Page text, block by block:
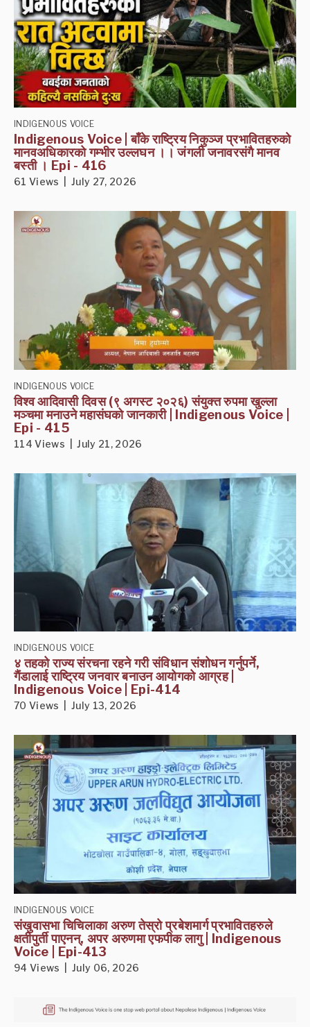
INDIGENOUS VOICE
Indigenous Voice | बाँके राष्ट्रिय निकुञ्ज प्रभावितहरुको
मानवअधिकारको गम्भीर उल्लघन ।। जंगली जनावरसंगै मानव
बस्ती । Epi - 416
61 Views | July 27, 2026
INDIGENOUS VOICE
विश्व आदिवासी दिवस (९ अगस्ट २०२६) संयुक्त रुपमा खुल्ला
मञ्चमा मनाउने महासंघको जानकारी | Indigenous Voice |
Epi - 415
114 Views | July 21, 2026
INDIGENOUS VOICE
४ तहको राज्य संरचना रहने गरी संविधान संशोधन गर्नुपर्ने,
गैंडालाई राष्ट्रिय जनवार बनाउन आयोगको आग्रह |
Indigenous Voice | Epi-414
70 Views | July 13, 2026
INDIGENOUS VOICE
संखुवासभा चिचिलाका अरुण तेस्रो प्रबेशमार्ग प्रभावितहरुले
क्षतीपुर्ती पाएनन्, अपर अरुणमा एफपीक लागु | Indigenous
Voice | Epi-413
94 Views | July 06, 2026